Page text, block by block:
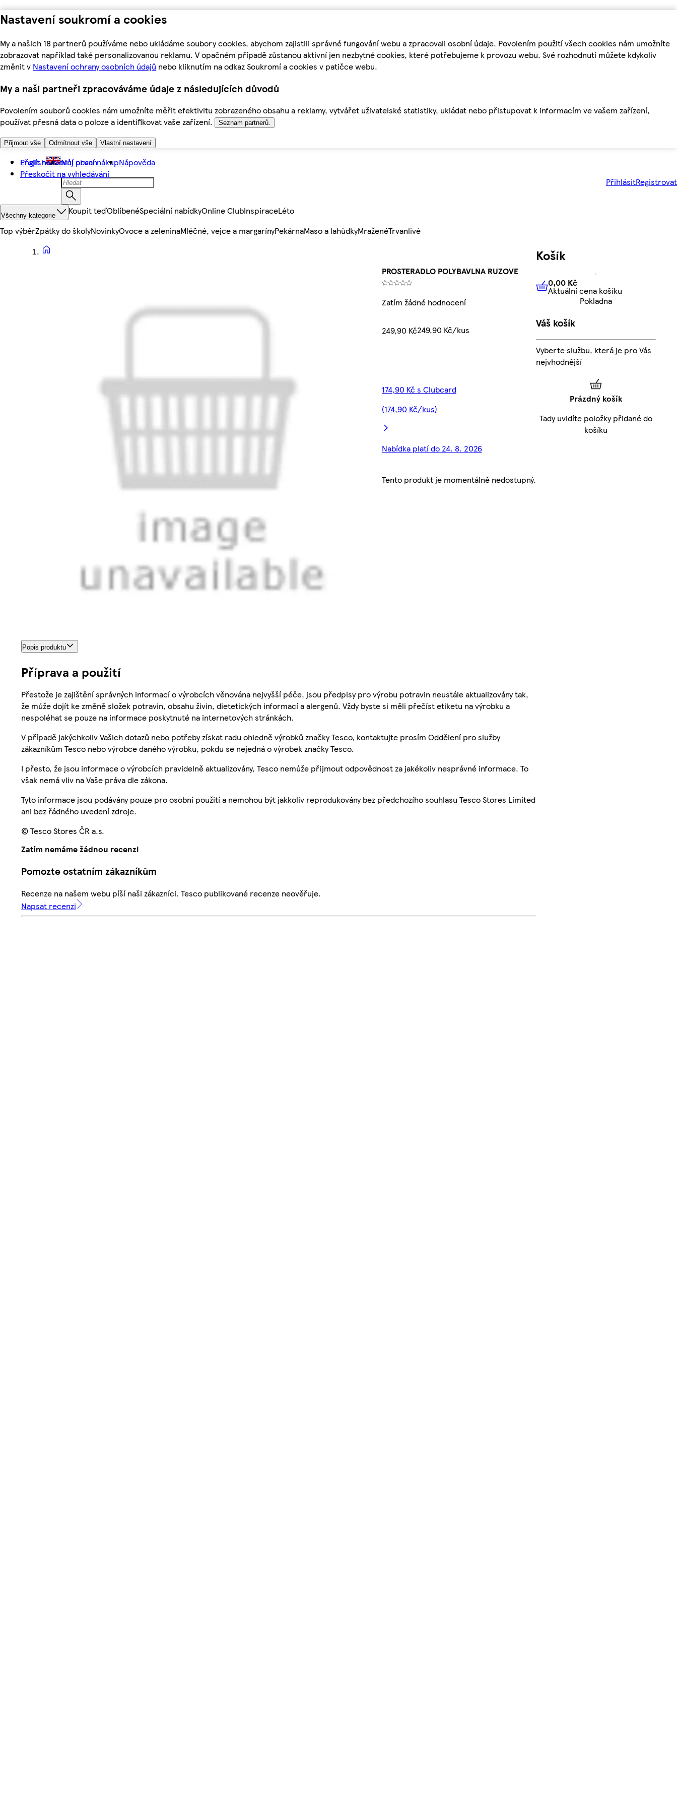
Nastavení soukromí a cookies
My a našich 18 partnerů používáme nebo ukládáme soubory cookies, abychom zajistili správné fungování webu a zpracovali osobní údaje. Povolením použití všech cookies nám umožníte
zobrazovat například také personalizovanou reklamu. V opačném případě zůstanou aktivní jen nezbytné cookies, které potřebujeme k provozu webu. Své rozhodnutí můžete kdykoliv
změnit v Nastavení ochrany osobních údajů nebo kliknutím na odkaz Soukromí a cookies v patičce webu.
My a naši partneři zpracováváme údaje z následujících důvodů
Povolením souborů cookies nám umožníte měřit efektivitu zobrazeného obsahu a reklamy, vytvářet uživatelské statistiky, ukládat nebo přistupovat k informacím ve vašem zařízení,
používat přesná data o poloze a identifikovat vaše zařízení.
Seznam partnerů.
Přijmout vše Odmítnout vše Vlastní nastavení
Přejít na hlavní obsah
Přeskočit na vyhledávání
English Můj první nákupNápověda
PřihlásitRegistrovat
Všechny kategorie Koupit teďOblíbenéSpeciální nabídkyOnline ClubInspiraceLéto
Top výběrZpátky do školyNovinkyOvoce a zeleninaMléčné, vejce a margarínyPekárnaMaso a lahůdkyMraženéTrvanlivé
PROSTERADLO POLYBAVLNA RUZOVE
Zatím žádné hodnocení
249,90 Kč249,90 Kč/kus
174,90 Kč s Clubcard
(174,90 Kč/kus)
Nabídka platí do 24. 8. 2026
Tento produkt je momentálně nedostupný.
Popis produktu
Příprava a použití
Přestože je zajištění správných informací o výrobcích věnována nejvyšší péče, jsou předpisy pro výrobu potravin neustále aktualizovány tak,
že může dojít ke změně složek potravin, obsahu živin, dietetických informací a alergenů. Vždy byste si měli přečíst etiketu na výrobku a
nespoléhat se pouze na informace poskytnuté na internetových stránkách.
V případě jakýchkoliv Vašich dotazů nebo potřeby získat radu ohledně výrobků značky Tesco, kontaktujte prosím Oddělení pro služby
zákazníkům Tesco nebo výrobce daného výrobku, pokdu se nejedná o výrobek značky Tesco.
I přesto, že jsou informace o výrobcích pravidelně aktualizovány, Tesco nemůže přijmout odpovědnost za jakékoliv nesprávné informace. To
však nemá vliv na Vaše práva dle zákona.
Tyto informace jsou podávány pouze pro osobní použití a nemohou být jakkoliv reprodukovány bez předchozího souhlasu Tesco Stores Limited
ani bez řádného uvedení zdroje.
© Tesco Stores ČR a.s.
Zatím nemáme žádnou recenzi
Pomozte ostatním zákazníkům
Recenze na našem webu píší naši zákazníci. Tesco publikované recenze neověřuje.
Napsat recenzi
Košík
0,00 KčAktuální cena košíku
0,00 Kč
Aktuální cena košíku
Pokladna
Váš košík
Vyberte službu, která je pro Vás
nejvhodnější
Prázdný košík
Tady uvidíte položky přidané do
košíku